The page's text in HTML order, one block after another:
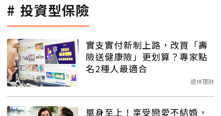
投資型保險
實支實付新制上路，改買「壽
險送健康險」更划算？專家點
名2種人最適合
退休理財
單身至上！享受戀愛不結婚，